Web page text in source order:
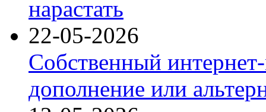
нарастать
22-05-2026
Собственный
дополнение или